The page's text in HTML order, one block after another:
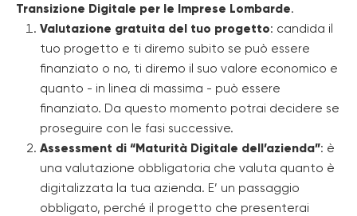
Transizione Digitale per le Imprese Lombarde.
Valutazione gratuita del tuo progetto: candida il
tuo progetto e ti diremo subito se può essere
finanziato o no, ti diremo il suo valore economico e
quanto - in linea di massima - può essere
finanziato. Da questo momento potrai decidere se
proseguire con le fasi successive.
Assessment di “Maturità Digitale dell’azienda”: è
una valutazione obbligatoria che valuta quanto è
digitalizzata la tua azienda. E’ un passaggio
obbligato, perché il progetto che presenterai